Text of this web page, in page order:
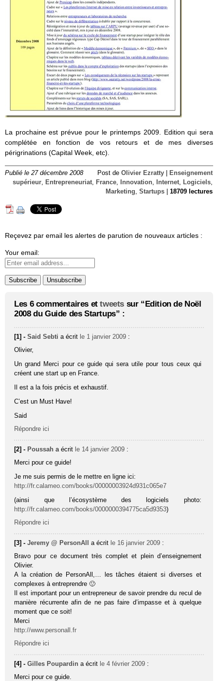
La prochaine est prévue pour le printemps 2009. Edition qui sera
complétée en fonction de vos retours et de mes diverses
périgrinations (Capital Week, etc).
Publié le 27 décembre 2008 Post de Olivier Ezratty
Enseignement
supérieur
Entrepreneuriat France Innovation Internet Logiciels
Marketing
Startups 18709 lectures
Reçevez par email les alertes de parution de nouveaux articles :
Your email:
Les 6 commentaires ettweets sur “Edition de Noël
2008 du Guide des Startups” :
[1] -Said Sebti a écrit le 1 janvier 2009 :
Olivier,
Un grand Merci pour ce guide qui sera utile pour tous ceux qui
créent une start up en France.
Il est a la fois précis et exhaustif.
C’est un Must Have!
Said
Répondre ici
[2] - Poussah a écrit le 14 janvier 2009 :
Merci pour ce guide!
Je me suis permis de le mettre en ligne ici:
http://fr.calameo.com/books/00000003924d931c065e7
(ainsi que l’écosystème des logiciels photo:
http://fr.calameo.com/books/0000000394775ca5d9353)
Répondre ici
[3] -Jeremy @ PersonAll a écrit le 16 janvier 2009 :
Bravo pour ce document très complet et plein d’enseignement
Olivier.
A la création de PersonAll,… les tâches étaient si diverses et
complexes à entreprendre 🙂
Il est important pour un entrepreneur de savoir prendre du recul de
manière récurrente afin de ne pas faire d’impasse et à quelque
moment que ce soit!
Merci
http://www.personall.fr
Répondre ici
[4] -Gilles Poupardin a écrit le 4 février 2009 :
Merci pour ce guide.